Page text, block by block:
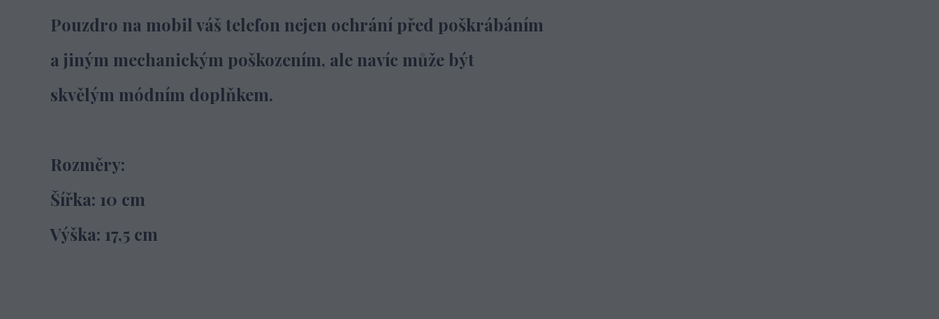
Pouzdro na mobil váš telefon nejen ochrání před poškrábáním
a jiným mechanickým poškozením, ale navíc může být
skvělým módním doplňkem.
Rozměry:
Šířka: 10 cm
Výška: 17,5 cm